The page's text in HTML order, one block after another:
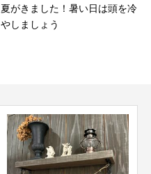
夏がきました！暑い日は頭を冷
やしましょう